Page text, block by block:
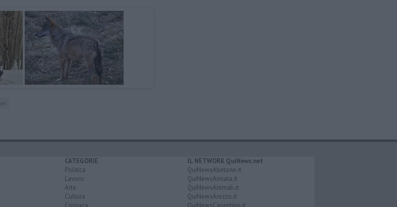
CATEGORIE
Politica
Lavoro
Arte
Cultura
IL NETWORK QuiNews.net
QuiNewsAbetone.it
QuiNewsAmiata.it
QuiNewsAnimali.it
QuiNewsArezzo.it